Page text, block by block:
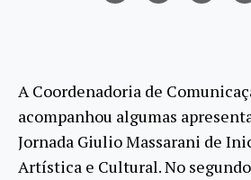
A Coordenadoria de
acompanhou algumas
Jornada Giulio Massarani de
Artística e Cultural. No